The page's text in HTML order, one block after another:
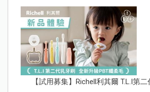
【試用募集】Richell利其爾 T.L.I第